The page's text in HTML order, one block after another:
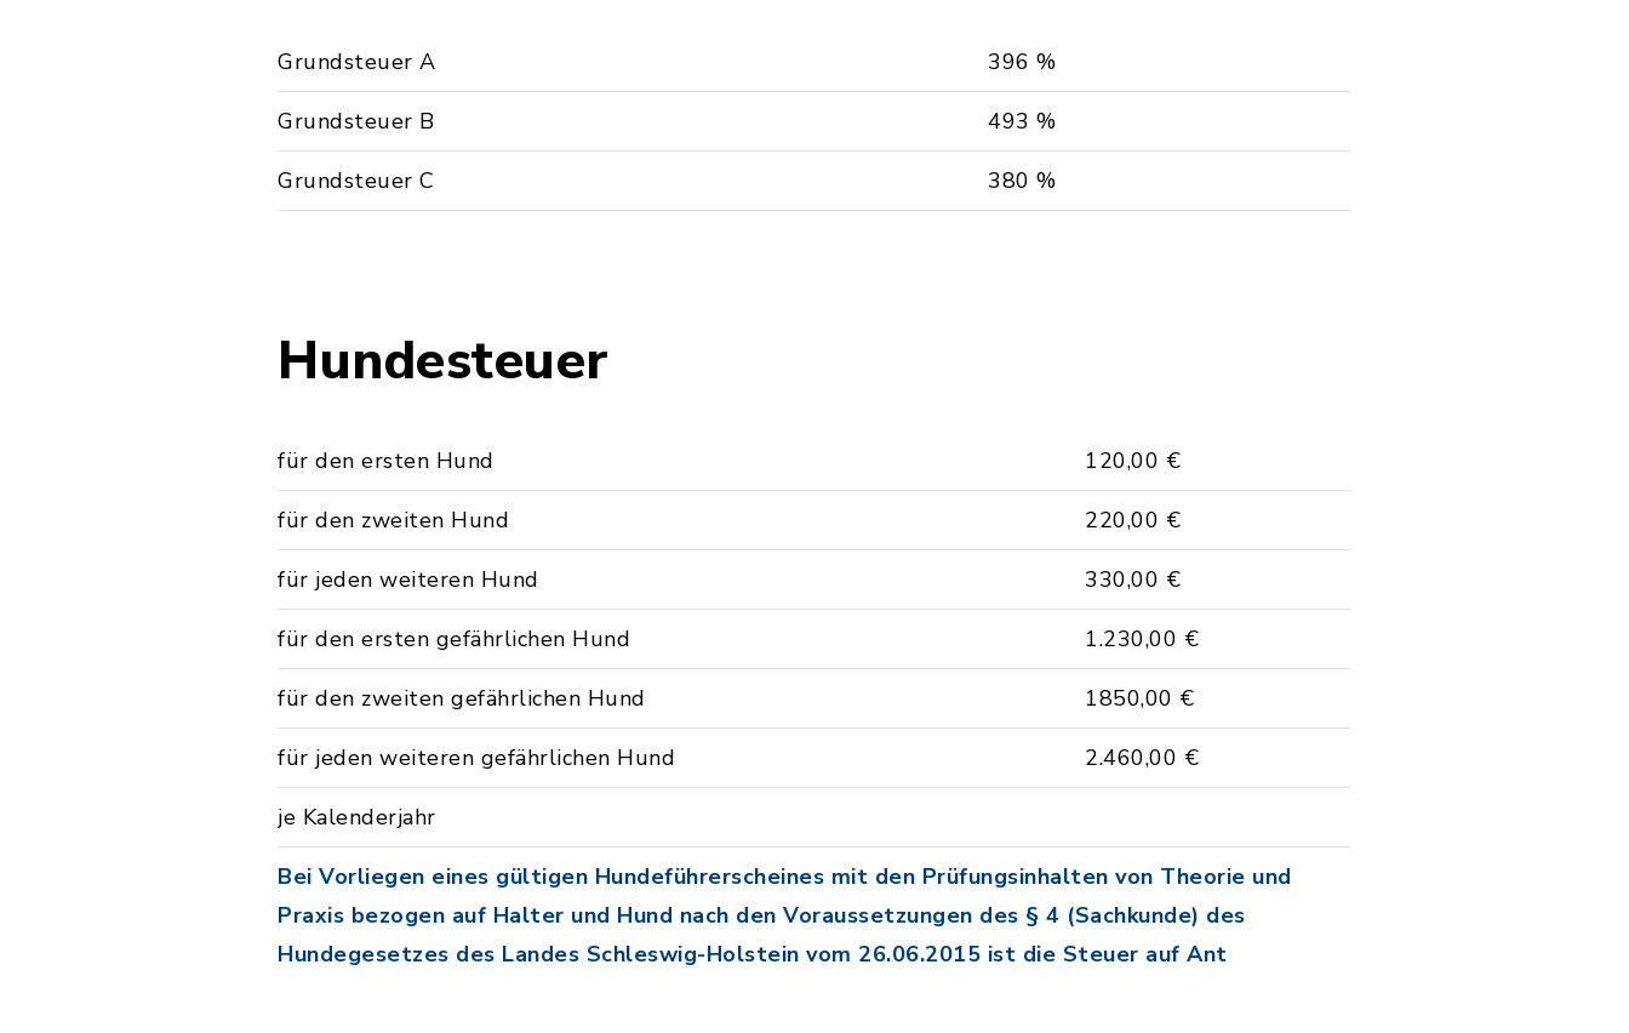
Grundsteuer A 396 %
Grundsteuer B 493 %
Grundsteuer C 380 %
Hundesteuer
Bei Vorliegen eines gültigen Hundeführerscheines mit den Prüfungsinhalten von Theorie und
Praxis bezogen auf Halter und Hund nach den Voraussetzungen des § 4 (Sachkunde) des
Hundegesetzes des Landes Schleswig-Holstein vom 26.06.2015 ist die Steuer auf Ant
für den ersten Hund 120,00 €
für den zweiten Hund 220,00 €
für jeden weiteren Hund 330,00 €
für den ersten gefährlichen Hund 1.230,00 €
für den zweiten gefährlichen Hund 1850,00 €
für jeden weiteren gefährlichen Hund 2.460,00 €
je Kalenderjahr